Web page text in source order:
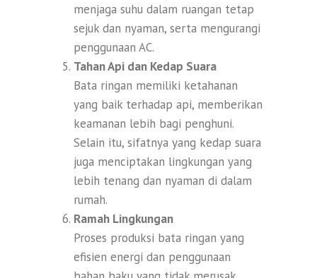
menjaga suhu dalam ruangan tetap
sejuk dan nyaman, serta mengurangi
penggunaan AC.
Tahan Api dan Kedap Suara
Bata ringan memiliki ketahanan
yang baik terhadap api, memberikan
keamanan lebih bagi penghuni.
Selain itu, sifatnya yang kedap suara
juga menciptakan lingkungan yang
lebih tenang dan nyaman di dalam
rumah.
Ramah Lingkungan
Proses produksi bata ringan yang
efisien energi dan penggunaan